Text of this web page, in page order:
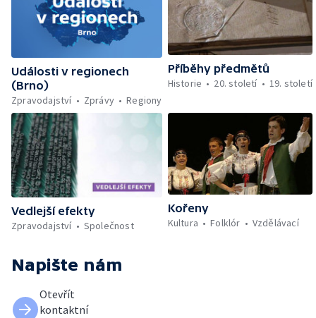
Události v regionech
(Brno)
Zpravodajství
Zprávy Regiony
Příběhy předmětů
Historie
20. století 19. století
Vedlejší efekty
Zpravodajství
Společnost
Kořeny
Kultura
Folklór Vzdělávací
Napište nám
Otevřít
kontaktní